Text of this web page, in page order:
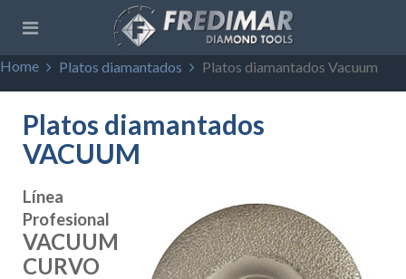
Home Platos diamantados Platos diamantados Vacuum
Platos diamantados
VACUUM
Línea
Profesional
VACUUM
CURVO